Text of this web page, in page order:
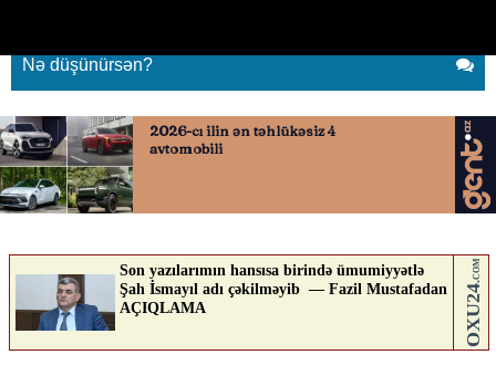
Nə düşünürsən?